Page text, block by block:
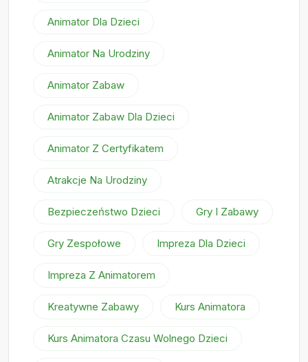
Animator Dla Dzieci
Animator Na Urodziny
Animator Zabaw
Animator Zabaw Dla Dzieci
Animator Z Certyfikatem
Atrakcje Na Urodziny
Bezpieczeństwo Dzieci Gry I Zabawy
Gry Zespołowe Impreza Dla Dzieci
Impreza Z Animatorem
Kreatywne Zabawy Kurs Animatora
Kurs Animatora Czasu Wolnego Dzieci